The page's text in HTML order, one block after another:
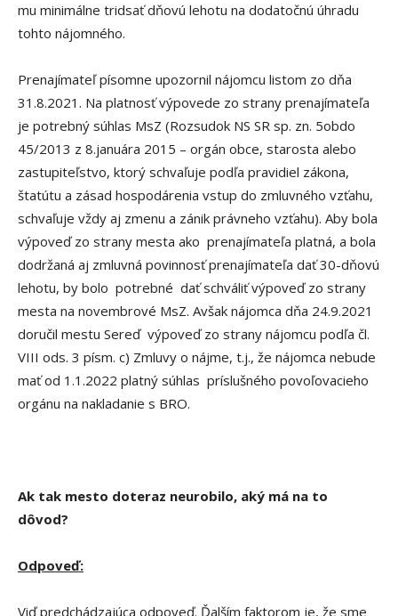
mu minimálne tridsať dňovú lehotu na dodatočnú úhradu
tohto nájomného.
Prenajímateľ písomne upozornil nájomcu listom zo dňa
31.8.2021. Na platnosť výpovede zo strany prenajímateľa
je potrebný súhlas MsZ (Rozsudok NS SR sp. zn. 5obdo
45/2013 z 8.januára 2015 – orgán obce, starosta alebo
zastupiteľstvo, ktorý schvaľuje podľa pravidiel zákona,
štatútu a zásad hospodárenia vstup do zmluvného vzťahu,
schvaľuje vždy aj zmenu a zánik právneho vzťahu). Aby bola
výpoveď zo strany mesta ako prenajímateľa platná, a bola
dodržaná aj zmluvná povinnosť prenajímateľa dať 30-dňovú
lehotu, by bolo potrebné dať schváliť výpoveď zo strany
mesta na novembrové MsZ. Avšak nájomca dňa 24.9.2021
doručil mestu Sereď výpoveď zo strany nájomcu podľa čl.
VIII ods. 3 písm. c) Zmluvy o nájme, t.j., že nájomca nebude
mať od 1.1.2022 platný súhlas príslušného povoľovacieho
orgánu na nakladanie s BRO.
Ak tak mesto doteraz neurobilo, aký má na to
dôvod?
Odpoveď:
Viď predchádzajúca odpoveď. Ďalším faktorom je, že sme